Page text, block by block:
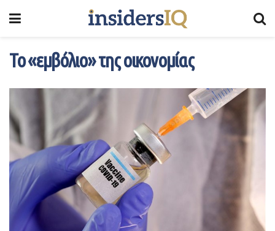
Το «εμβόλιο» της οικονομίας